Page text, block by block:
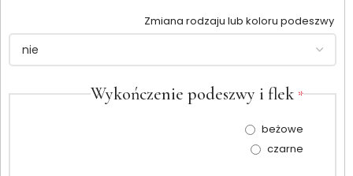
Zmiana rodzaju lub koloru podeszwy
Wykończenie podeszwy i flek *
beżowe
czarne